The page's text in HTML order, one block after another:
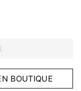
BOUTIQUE